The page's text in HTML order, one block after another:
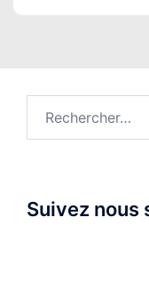
Suivez nous